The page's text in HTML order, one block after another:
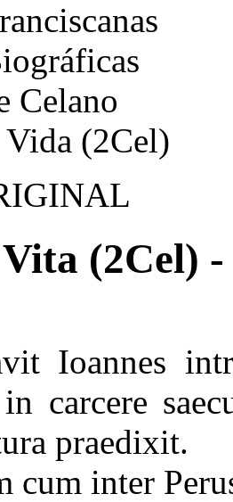
Celano
Vida (2Cel)
(2Cel) -
Ioannes
in carcere
praedixit.
cum inter